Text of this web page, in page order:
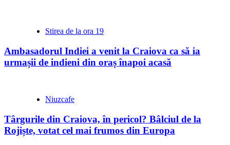
Stirea de la ora 19
Ambasadorul Indiei a venit la Craiova ca să ia
urmașii de indieni din oraș înapoi acasă
Niuzcafe
Târgurile din Craiova, în pericol? Bâlciul de la
Rojiște, votat cel mai frumos din Europa